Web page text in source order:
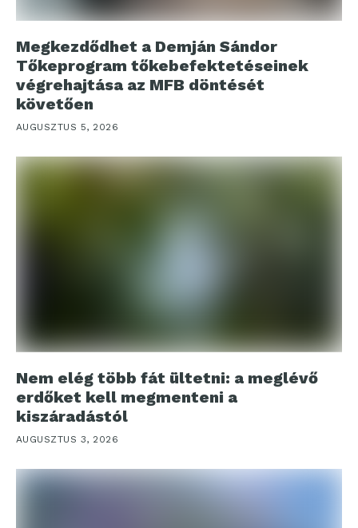
Megkezdődhet a Demján Sándor
Tőkeprogram tőkebefektetéseinek
végrehajtása az MFB döntését
követően
AUGUSZTUS 5, 2026
Nem elég több fát ültetni: a meglévő
erdőket kell megmenteni a
kiszáradástól
AUGUSZTUS 3, 2026